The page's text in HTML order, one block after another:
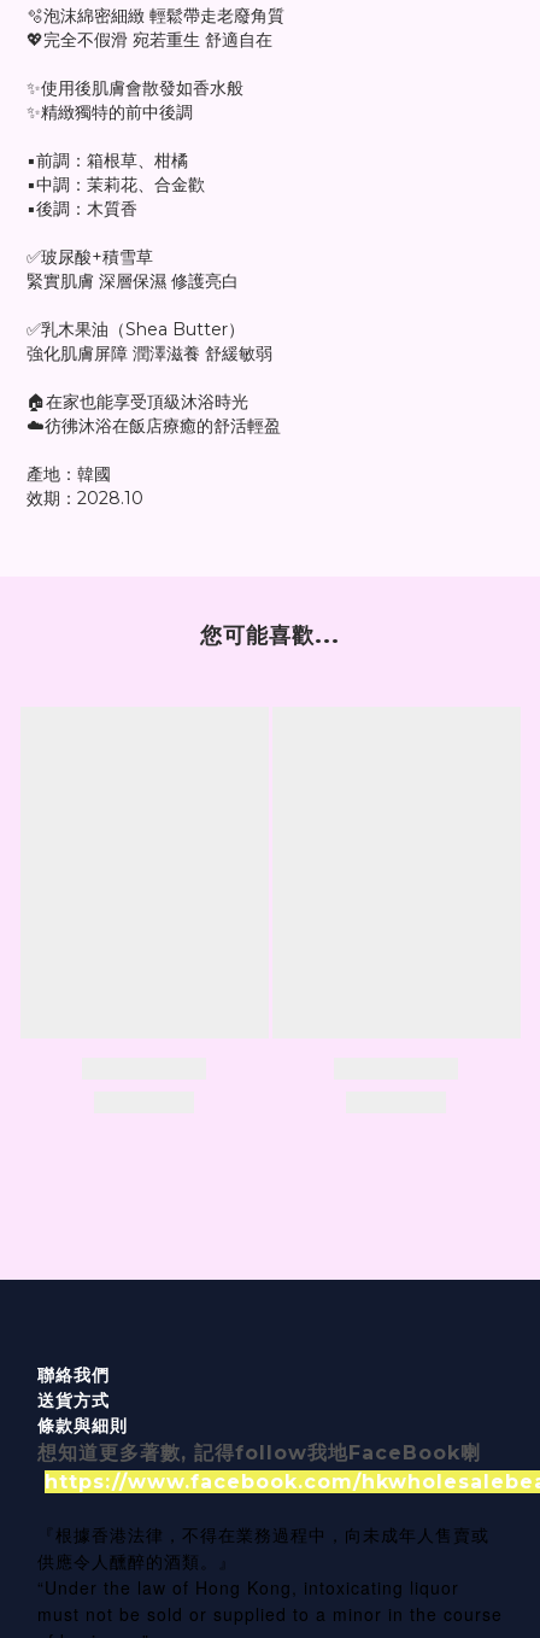
🫧泡沫綿密細緻 輕鬆帶走老廢角質
💖完全不假滑 宛若重生 舒適自在
✨使用後肌膚會散發如香水般
✨精緻獨特的前中後調
▪️前調：箱根草、柑橘
▪️中調：茉莉花、合金歡
▪️後調：木質香
✅玻尿酸+積雪草
緊實肌膚 深層保濕 修護亮白
✅乳木果油（Shea Butter）
強化肌膚屏障 潤澤滋養 舒緩敏弱
🏠在家也能享受頂級沐浴時光
☁️彷彿沐浴在飯店療癒的舒活輕盈
產地：韓國
效期：2028.10
您可能喜歡...
聯絡我們
送貨方式
條款與細則
想知道更多著數, 記得follow我地FaceBook喇
https://www.facebook.com/
『根據香港法律，不得在業務過程中，向未成年人售賣或
供應令人醺醉的酒類。』
“Under the law of Hong Kong, intoxicating liquor
must not be sold or supplied to a minor in the course